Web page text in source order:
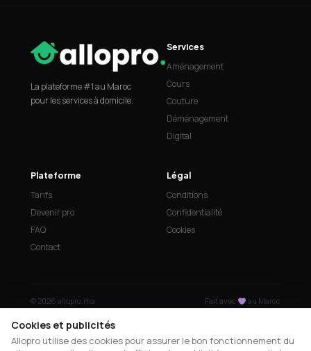
La plateforme #1 au Maroc
pour les services à domicile.
Services
Aménagement
Cours
Couture
Déménagement
Digital
Plateforme
Tarifs
Devenir pro
FAQ
Contact
Légal
Conditions
Confidentialité
Cookies
© 2026 allopro.ma Fait avec au Maroc
Cookies et publicités
Allopro utilise des cookies pour assurer le bon fonctionnement du